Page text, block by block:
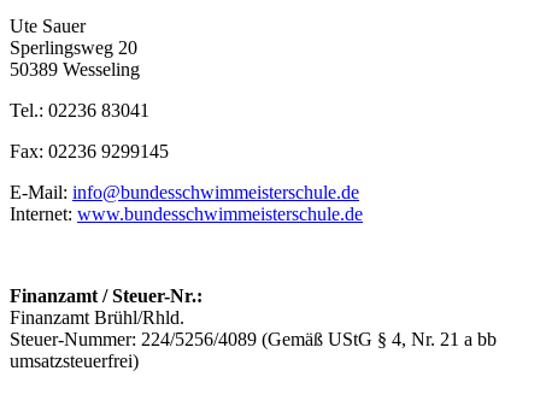
Ute Sauer
Sperlingsweg 20
50389 Wesseling
Tel.: 02236 83041
Fax: 02236 9299145
E-Mail: info@bundesschwimmeisterschule.de
Internet: www.bundesschwimmeisterschule.de
Finanzamt / Steuer-Nr.:
Finanzamt Brühl/Rhld.
Steuer-Nummer: 224/5256/4089 (Gemäß UStG § 4, Nr. 21 a bb
umsatzsteuerfrei)